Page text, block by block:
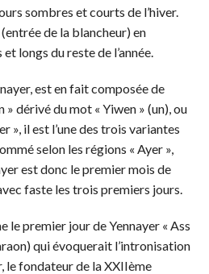
sombres et courts de l’hiver.
de la blancheur) en
longs du reste de l’année.
est en fait composée de
» dérivé du mot « Yiwen » (un), ou
», il est l’une des trois variantes
selon les régions « Ayer »,
est donc le premier mois de
faste les trois premiers jours.
le premier jour de Yennayer « Ass
qui évoquerait l’intronisation
le fondateur de la XXIIème